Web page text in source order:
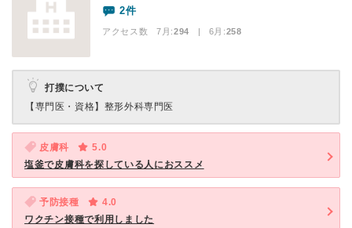
2件
アクセス数 7月:294 | 6月:258
打撲について
【専門医・資格】 整形外科専門医
皮膚科
5.0
塩釜で皮膚科を探している人におススメ
予防接種
4.0
ワクチン接種で利用しました